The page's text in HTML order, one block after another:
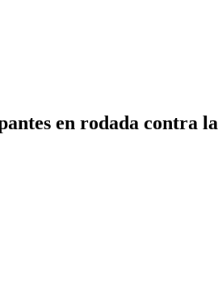
en rodada contra